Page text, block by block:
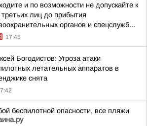
и по возможности не допускайте к
лиц до прибытия
органов и спецслужб...
17:45
Богодистов: Угроза атаки
летательных аппаратов в
снята
беспилотной опасности, все пляжи